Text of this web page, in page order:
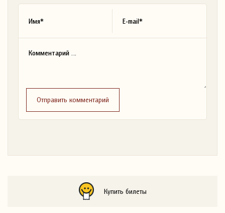
Отправить комментарий
Купить билеты